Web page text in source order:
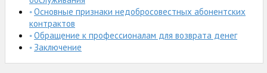
Основные признаки недобросовестных абонентских
контрактов
Обращение к профессионалам для возврата денег
Заключение